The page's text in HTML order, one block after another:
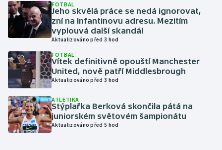
Lyže a snowboard
Motorsport
Parasport
FOTBAL
Jeho skvělá práce se nedá ignorovat,
zní na Infantinovu adresu. Mezitím
vyplouvá další skandál
Aktualizováno před 3 hod
FOTBAL
Vítek definitivně opouští Manchester
United, nově patří Middlesbrough
Aktualizováno před 3 hod
ATLETIKA
Stýplařka Berková skončila pátá na
juniorském světovém šampionátu
Aktualizováno před 5 hod